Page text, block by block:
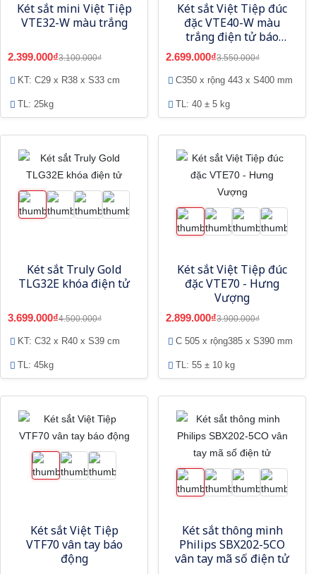
Két sắt mini Việt Tiệp
VTE32-W màu trắng
2.399.000₫3.100.000₫
KT: C29 x R38 x S33 cm
TL: 25kg
Két sắt Việt Tiệp đúc
đặc VTE40-W màu
trắng điện tử báo
động
2.699.000₫3.550.000₫
C350 x rộng 443 x S400 mm
TL: 40 ± 5 kg
Két sắt Truly Gold
TLG32E khóa điện tử
3.699.000₫4.500.000₫
KT: C32 x R40 x S39 cm
TL: 45kg
Két sắt Việt Tiệp đúc
đặc VTE70 - Hưng
Vượng
2.899.000₫3.900.000₫
C 505 x rộng385 x S390 mm
TL: 55 ± 10 kg
Két sắt Việt Tiệp
VTF70 vân tay báo
động
Két sắt thông minh
Philips SBX202-5CO
vân tay mã số điện tử